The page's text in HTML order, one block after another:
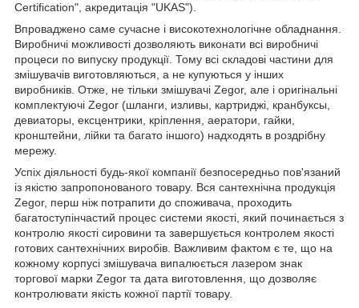
Certification", акредитація "UKAS").
Впроваджено саме сучасне і високотехнологічне обладнання.
Виробничі можливості дозволяють виконати всі виробничі
процеси по випуску продукції. Тому всі складові частини для
змішувачів виготовляються, а не купуються у інших
виробників. Отже, не тільки змішувачі Zegor, але і оригінальні
комплектуючі Zegor (шланги, изливы, картриджі, кранбуксы,
девиаторы, ексцентрики, кріплення, аератори, гайки,
кронштейни, лійки та багато іншого) надходять в роздрібну
мережу.
Успіх діяльності будь-якої компанії безпосередньо пов'язаний
із якістю запропонованого товару. Вся сантехнічна продукція
Zegor, перш ніж потрапити до споживача, проходить
багатоступінчастий процес системи якості, який починається з
контролю якості сировини та завершується контролем якості
готових сантехнічних виробів. Важливим фактом є те, що на
кожному корпусі змішувача випалюється лазером знак
торгової марки Zegor та дата виготовлення, що дозволяє
контролювати якість кожної партії товару.